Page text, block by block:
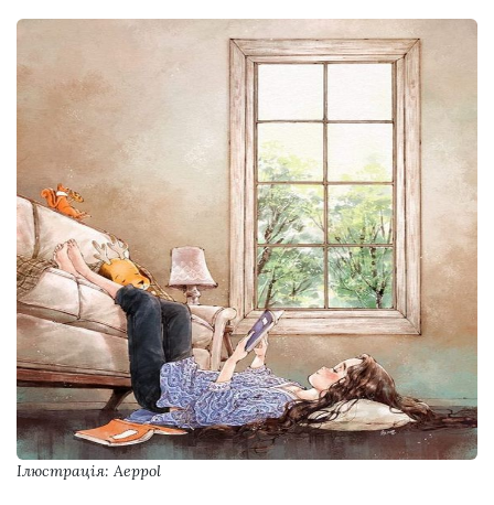
Ілюстрація: Aeppol